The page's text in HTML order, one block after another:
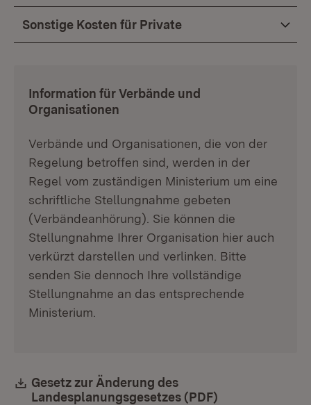
Sonstige Kosten für Private
:Information für Verbände und
Organisationen
Verbände und Organisationen, die von der
Regelung betroffen sind, werden in der
Regel vom zuständigen Ministerium um eine
schriftliche Stellungnahme gebeten
(Verbändeanhörung). Sie können die
Stellungnahme Ihrer Organisation hier auch
verkürzt darstellen und verlinken. Bitte
senden Sie dennoch Ihre vollständige
Stellungnahme an das entsprechende
Ministerium.
Download:
Gesetz zur Änderung des
Landesplanungsgesetzes (PDF)